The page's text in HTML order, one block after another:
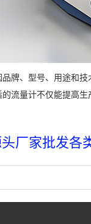
牌、型号、用途和
流量计不仅能提高
厂家批发各